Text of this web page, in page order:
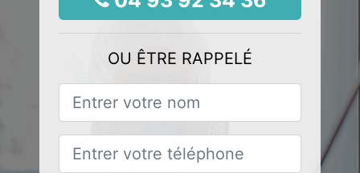
OU ÊTRE RAPPELÉ